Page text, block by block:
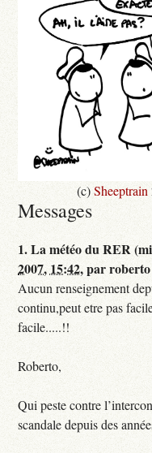
(c)Sheeptrain
Messages
1.La météo du RER
2007, 15:42,parroberto
Aucun renseignement
continu,peut etre pas
facile.....!!
Roberto,
Qui peste contre
scandale depuis des